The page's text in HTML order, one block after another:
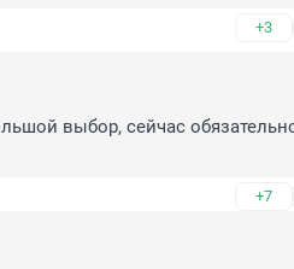
+3
выбор, сейчас
+7